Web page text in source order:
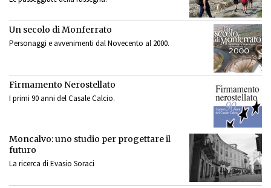
Un secolo di Monferrato
Personaggi e avvenimenti dal Novecento al 2000.
Firmamento Nerostellato
I primi 90 anni del Casale Calcio.
Moncalvo: uno studio per progettare il
futuro
La ricerca di Evasio Soraci